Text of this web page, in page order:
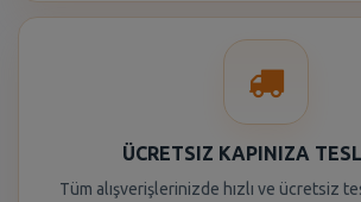
ÜCRETSIZ KAPINIZA
Tüm alışverişlerinizde hızlı ve ücretsiz